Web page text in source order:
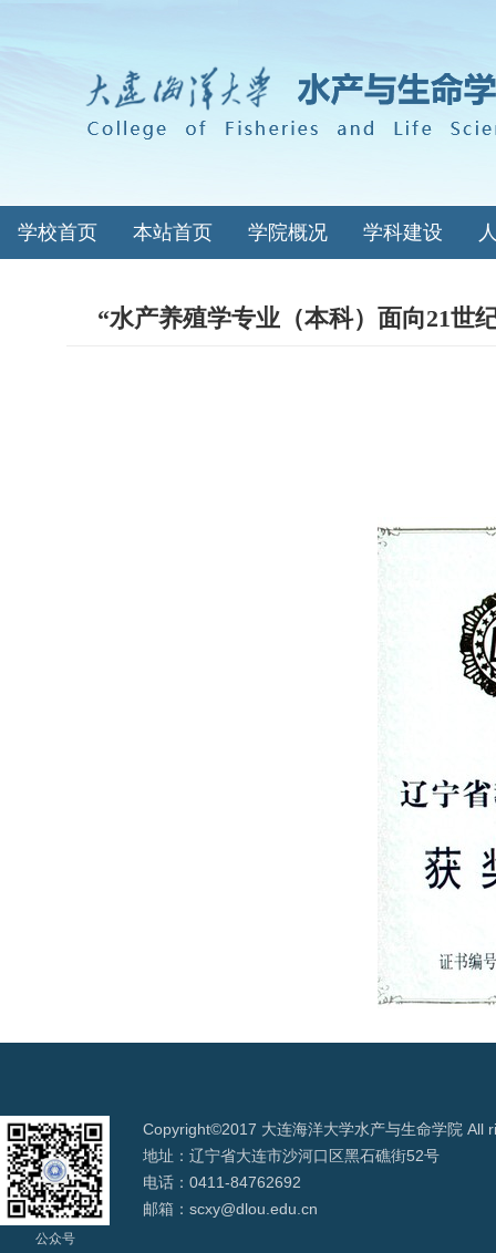
学校首页 本站首页 学院概况 学科建设
“水产养殖学专业（本科）面向21世
公众号
Copyright©2017 大连海洋大学水产与生命学院 All
地址：辽宁省大连市沙河口区黑石礁街52号
电话：0411-84762692
邮箱：scxy@dlou.edu.cn